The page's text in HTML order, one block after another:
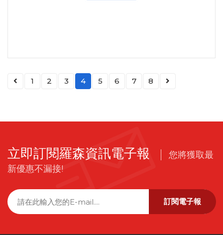
1 2 3 4 5 6 7 8
立即訂閱羅森資訊電子報
您將獲取最
新優惠不漏接!
訂閱電子報